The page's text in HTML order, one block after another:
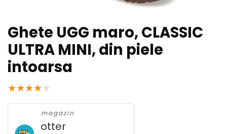
Ghete UGG maro, CLASSIC
ULTRA MINI, din piele
intoarsa
★★★★★
magazin
otter